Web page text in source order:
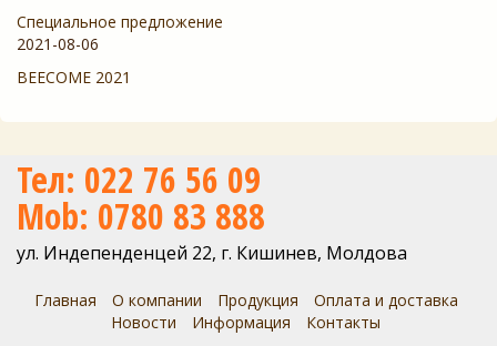
Специальное предложение
2021-08-06
BEECOME 2021
Тел: 022 76 56 09
Mob: 0780 83 888
ул. Индепенденцей 22, г. Кишинев, Молдова
Главная О компании Продукция
Оплата и доставка
Новости
Информация Контакты